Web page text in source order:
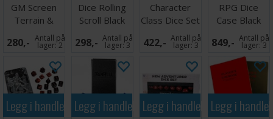
GM Screen
Terrain &
Random
Encounters
280,- Antall på
lager:2
Dice Rolling
Scroll Black
298,- Antall på
lager:3
Character
Class Dice Set
- Monk
422,- Antall på
lager:3
RPG Dice
Case Black
Collectors
Edition
849,- Antall på
lager:3
Legg i handlekurvenLegg i handlekurvenLegg i handlekurven
Legg i